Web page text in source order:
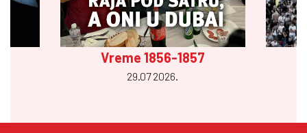
Vreme 1856-1857
29.07 2026.